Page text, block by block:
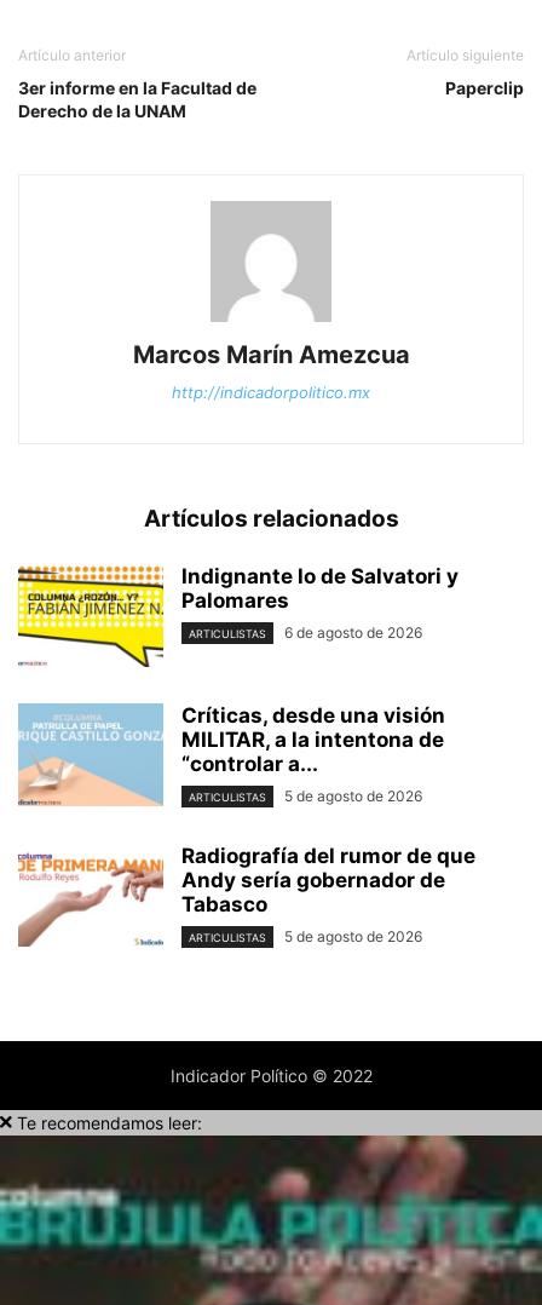
Artículo anterior
3er informe en la Facultad de
Derecho de la UNAM
Artículo siguiente
Paperclip
Marcos Marín Amezcua
http://indicadorpolitico.mx
Artículos relacionados
Indignante lo de Salvatori y
Palomares
ARTICULISTAS 6 de agosto de 2026
Críticas, desde una visión
MILITAR, a la intentona de
“controlar a...
ARTICULISTAS 5 de agosto de 2026
Radiografía del rumor de que
Andy sería gobernador de
Tabasco
ARTICULISTAS 5 de agosto de 2026
Indicador Político © 2022
Te recomendamos leer: